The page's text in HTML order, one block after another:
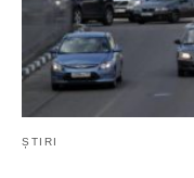
ȘTIRI